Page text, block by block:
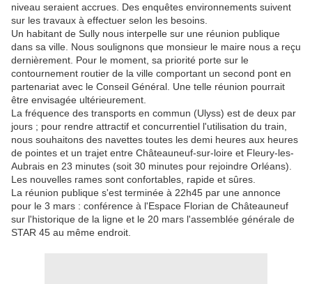
niveau seraient accrues. Des enquêtes environnements suivent
sur les travaux à effectuer selon les besoins.
Un habitant de Sully nous interpelle sur une réunion publique
dans sa ville. Nous soulignons que monsieur le maire nous a reçu
dernièrement. Pour le moment, sa priorité porte sur le
contournement routier de la ville comportant un second pont en
partenariat avec le Conseil Général. Une telle réunion pourrait
être envisagée ultérieurement.
La fréquence des transports en commun (Ulyss) est de deux par
jours ; pour rendre attractif et concurrentiel l'utilisation du train,
nous souhaitons des navettes toutes les demi heures aux heures
de pointes et un trajet entre Châteauneuf-sur-loire et Fleury-les-
Aubrais en 23 minutes (soit 30 minutes pour rejoindre Orléans).
Les nouvelles rames sont confortables, rapide et sûres.
La réunion publique s'est terminée à 22h45 par une annonce
pour le 3 mars : conférence à l'Espace Florian de Châteauneuf
sur l'historique de la ligne et le 20 mars l'assemblée générale de
STAR 45 au même endroit.